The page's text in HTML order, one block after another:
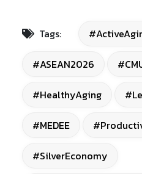
Tags:
#ASEAN2026
#HealthyAging
#MEDEE
#SilverEconomy